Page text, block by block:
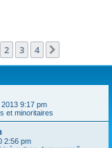
c
2 3 4
9:17 pm
et minoritaires
2:56 pm